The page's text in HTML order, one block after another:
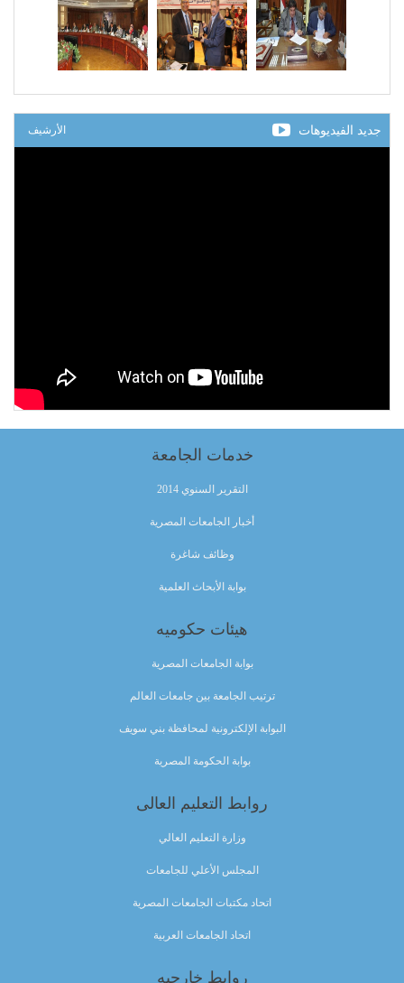
جديد الفيديوهات الأرشيف
خدمات الجامعة
التقرير السنوي 2014
أخبار الجامعات المصرية
وظائف شاغرة
بوابة الأبحاث العلمية
هيئات حكوميه
بوابة الجامعات المصرية
ترتيب الجامعة بين جامعات العالم
البوابة الإلكترونية لمحافظة بني سويف
بوابة الحكومة المصرية
روابط التعليم العالى
وزارة التعليم العالي
المجلس الأعلي للجامعات
اتحاد مكتبات الجامعات المصرية
اتحاد الجامعات العربية
روابط خارجيه